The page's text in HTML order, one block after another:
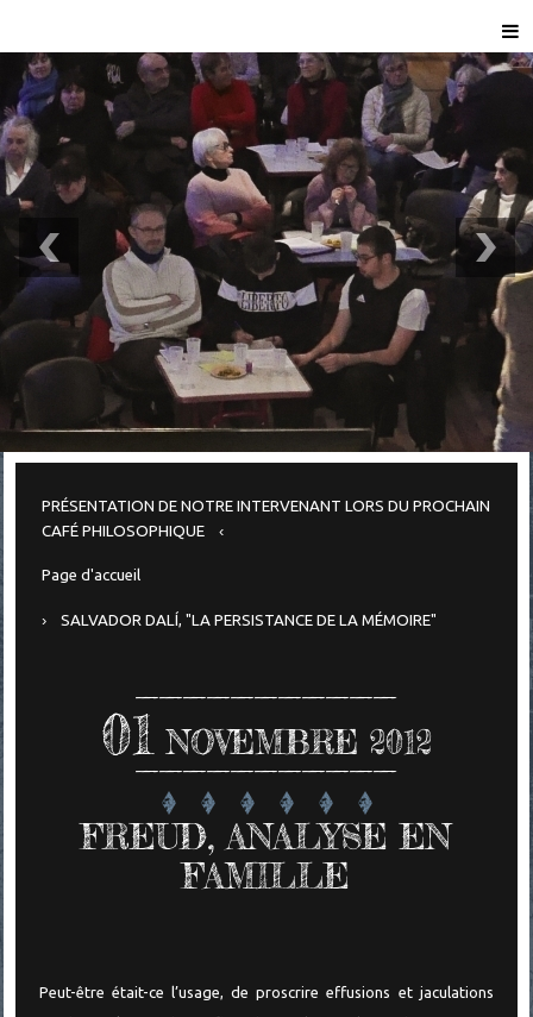
PRÉSENTATION DE NOTRE INTERVENANT LORS DU PROCHAIN
CAFÉ PHILOSOPHIQUE
Page d'accueil
SALVADOR DALÍ, "LA PERSISTANCE DE LA MÉMOIRE"
01 NOVEMBRE 2012
FREUD, ANALYSE EN
FAMILLE
Peut-être était-ce l’usage, de proscrire effusions et jaculations